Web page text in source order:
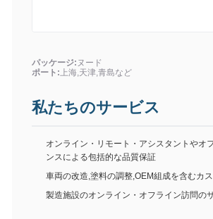
パッケージ: ヌード
ポート: 上海,天津,青島など
私たちのサービス
オンライン・リモート・アシスタントやオ
ンスによる包括的な品質保証
車両の改造,塗料の調整,OEM組成を含むカ
製造施設のオンライン・オフライン訪問の